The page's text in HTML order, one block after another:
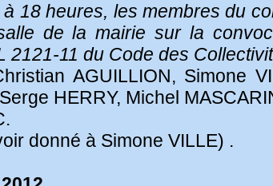
18 heures, les membres du
de la mairie sur la
2121-11 du Code des
AGUILLION, Simone
HERRY, Michel
donné à Simone VILLE) .